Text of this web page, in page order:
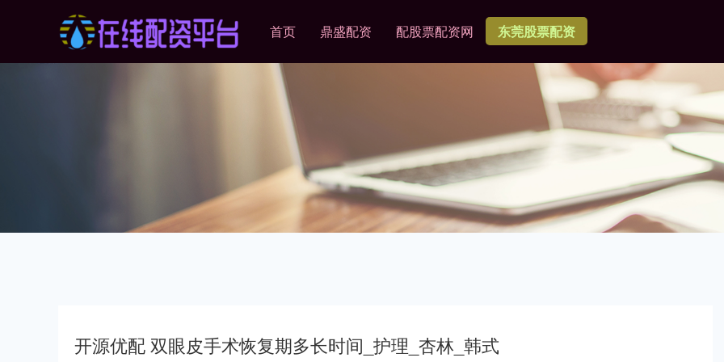
首页 鼎盛配资 配股票配资网 东莞股票配资
开源优配 双眼皮手术恢复期多长时间_护理_杏林_韩式